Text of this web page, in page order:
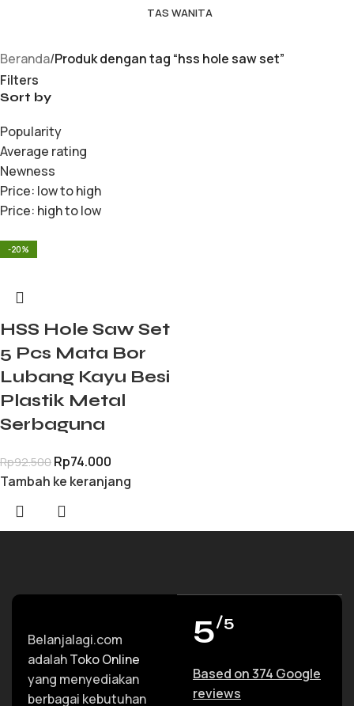
TAS WANITA
Beranda/Produk dengan tag “hss hole saw set”
Filters
Sort by
Popularity
Average rating
Newness
Price: low to high
Price: high to low
-20%
HSS Hole Saw Set
5 Pcs Mata Bor
Lubang Kayu Besi
Plastik Metal
Serbaguna
Rp92.500 Rp74.000
Tambah ke keranjang
Belanjalagi.com
adalahToko Online
yang menyediakan
berbagai kebutuhan
5/5
Based on 374 Google
reviews